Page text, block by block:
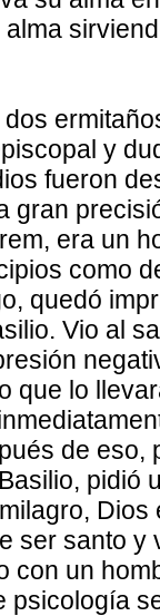
y
fueron
gran
era un
como
quedó
Vio al
que lo
de eso,
pidió
ser santo y
con un
psicología